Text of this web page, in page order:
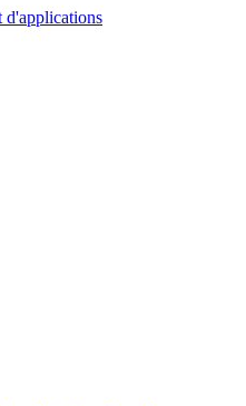
d'applications